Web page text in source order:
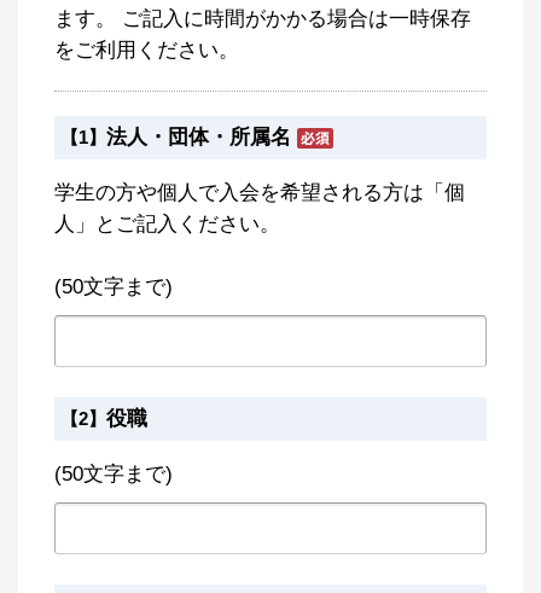
ます。 ご記入に時間がかかる場合は一時保存
をご利用ください。
【1】 法人・団体・所属名
学生の方や個人で入会を希望される方は「個
人」とご記入ください。
(50文字まで)
【2】 役職
(50文字まで)